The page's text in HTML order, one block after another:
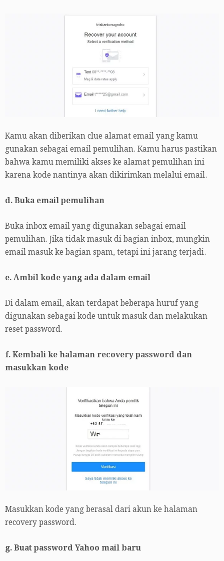
Kamu akan diberikan clue alamat email yang kamu
gunakan sebagai email pemulihan. Kamu harus pastikan
bahwa kamu memiliki akses ke alamat pemulihan ini
karena kode nantinya akan dikirimkan melalui email.
d. Buka email pemulihan
Buka inbox email yang digunakan sebagai email
pemulihan. Jika tidak masuk di bagian inbox, mungkin
email masuk ke bagian spam, tetapi ini jarang terjadi.
e. Ambil kode yang ada dalam email
Di dalam email, akan terdapat beberapa huruf yang
digunakan sebagai kode untuk masuk dan melakukan
reset password.
f. Kembali ke halaman recovery password dan
masukkan kode
Masukkan kode yang berasal dari akun ke halaman
recovery password.
g. Buat password Yahoo mail baru